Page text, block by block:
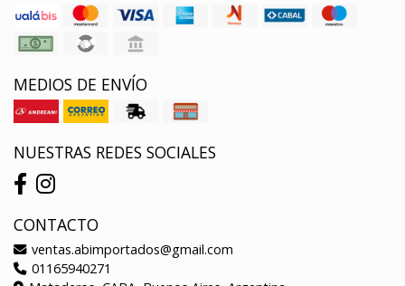
MEDIOS DE ENVÍO
NUESTRAS REDES SOCIALES
CONTACTO
ventas.abimportados@gmail.com
01165940271